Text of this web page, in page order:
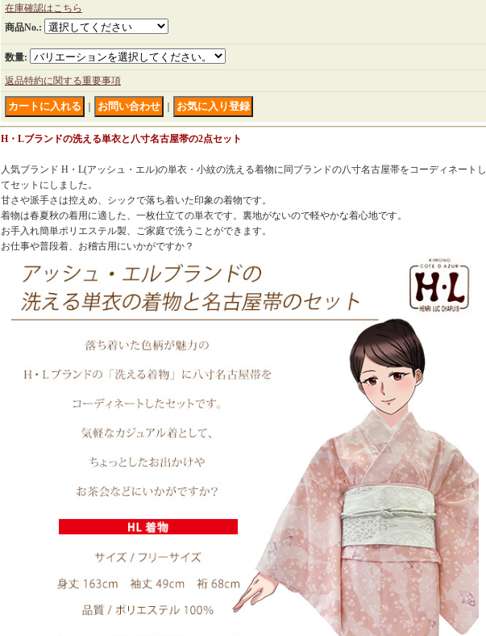
在庫確認はこちら
商品No.:
数量:
返品特約に関する重要事項
H・Lブランドの洗える単衣と八寸名古屋帯の2点セット
人気ブランド H・L(アッシュ・エル)の単衣・小紋の洗える着物に同ブランドの八寸名古屋帯をコーディネートし
てセットにしました。
甘さや派手さは控えめ、シックで落ち着いた印象の着物です。
着物は春夏秋の着用に適した、一枚仕立ての単衣です。裏地がないので軽やかな着心地です。
お手入れ簡単ポリエステル製、ご家庭で洗うことができます。
お仕事や普段着、お稽古用にいかがですか？